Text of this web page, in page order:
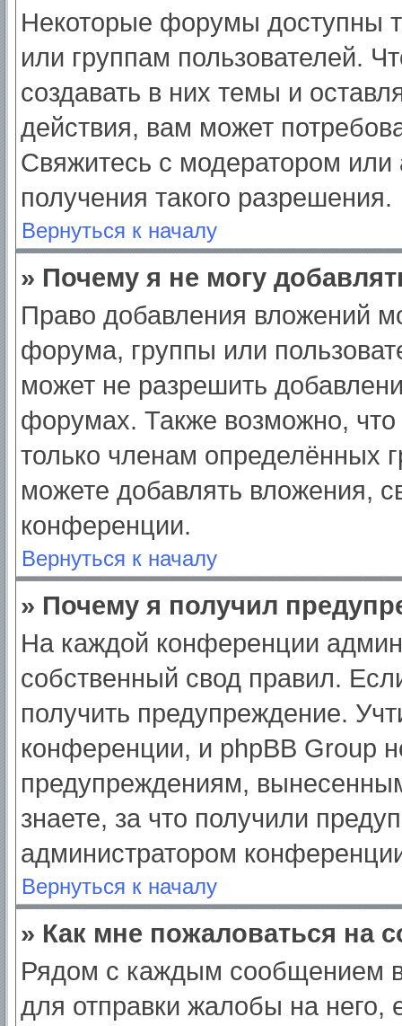
Некоторые форумы доступны
или группам пользователей.
создавать в них темы и
действия, вам может
Свяжитесь с модератором
получения такого разрешения.
Вернуться к началу
» Почему я не могу
Право добавления вложений
форума, группы или
может не разрешить
форумах. Также возможно,
только членам определённых
можете добавлять вложения,
конференции.
Вернуться к началу
» Почему я получил
На каждой конференции
собственный свод правил.
получить предупреждение.
конференции, и phpBB Group
предупреждениям,
знаете, за что получили
администратором
Вернуться к началу
» Как мне пожаловаться на
Рядом с каждым сообщением
для отправки жалобы на него,